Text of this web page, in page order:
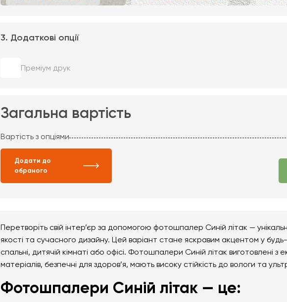
3. Додаткові опції
Преміум друк
Загальна вартість
Вартість з опціями
Додати до
обраного
Перетворіть свій інтер’єр за допомогою фотошпалер Синій літак —
якості та сучасного дизайну. Цей варіант стане яскравим акцентом у будь-
спальні, дитячій кімнаті або офісі. Фотошпалери Синій літак виготовлені з
матеріалів, безпечні для здоров’я, мають високу стійкість до вологи та
Фотошпалери Синій літак — це: